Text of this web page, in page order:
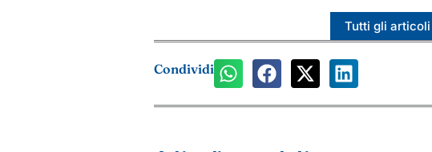
Tutti gli articoli
Condividi